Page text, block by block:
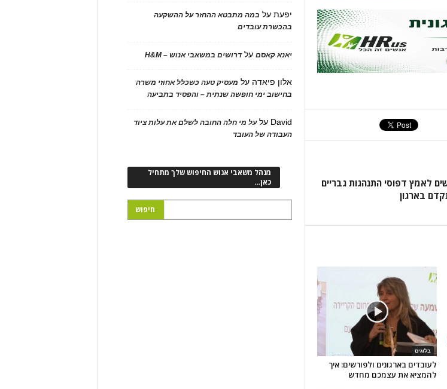
לאמץ דפוסי התנהגות גבריים
בארגון
בלוגים
לעובדים בארגונים ולפורשים: איך
להמציא את עצמכם מחדש
יפעתעל במה מתבטא ההחזר על ההשקעה
בהכשרת עובדים
יאנא קאסםעלדרושים במשאבי אנוש – H&M
אלון פיאדה על מעסיק טעה כשכלל אחוזי משרה
בחישוב ימי חופשה שנתית – והפסיד בתביעה
David עלעל מי חלה החובה לשלם את עלות ציוד
העבודה של העובד
מנהל משאבי אנוש החיפוש שלך מתחיל
כאן…